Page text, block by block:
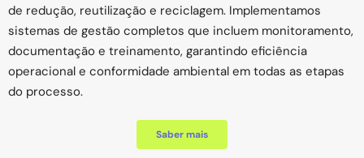
de redução, reutilização e reciclagem. Implementamos
sistemas de gestão completos que incluem monitoramento,
documentação e treinamento, garantindo eficiência
operacional e conformidade ambiental em todas as etapas
do processo.
Saber mais